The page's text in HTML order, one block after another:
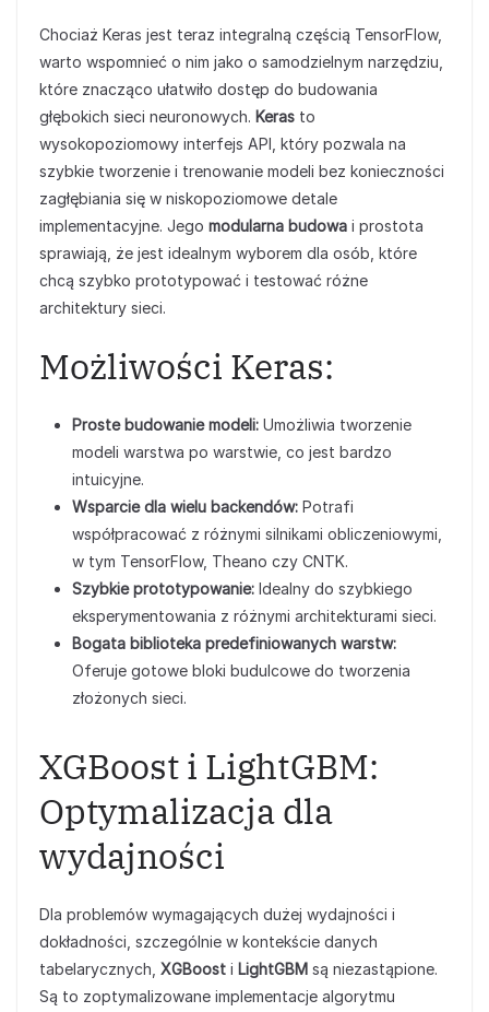
Chociaż Keras jest teraz integralną częścią TensorFlow,
warto wspomnieć o nim jako o samodzielnym narzędziu,
które znacząco ułatwiło dostęp do budowania
głębokich sieci neuronowych. Keras to
wysokopoziomowy interfejs API, który pozwala na
szybkie tworzenie i trenowanie modeli bez konieczności
zagłębiania się w niskopoziomowe detale
implementacyjne. Jego modularna budowa i prostota
sprawiają, że jest idealnym wyborem dla osób, które
chcą szybko prototypować i testować różne
architektury sieci.
Możliwości Keras:
Proste budowanie modeli: Umożliwia tworzenie
modeli warstwa po warstwie, co jest bardzo
intuicyjne.
Wsparcie dla wielu backendów: Potrafi
współpracować z różnymi silnikami obliczeniowymi,
w tym TensorFlow, Theano czy CNTK.
Szybkie prototypowanie: Idealny do szybkiego
eksperymentowania z różnymi architekturami sieci.
Bogata biblioteka predefiniowanych warstw:
Oferuje gotowe bloki budulcowe do tworzenia
złożonych sieci.
XGBoost i LightGBM:
Optymalizacja dla
wydajności
Dla problemów wymagających dużej wydajności i
dokładności, szczególnie w kontekście danych
tabelarycznych, XGBoost i LightGBM są niezastąpione.
Są to zoptymalizowane implementacje algorytmu